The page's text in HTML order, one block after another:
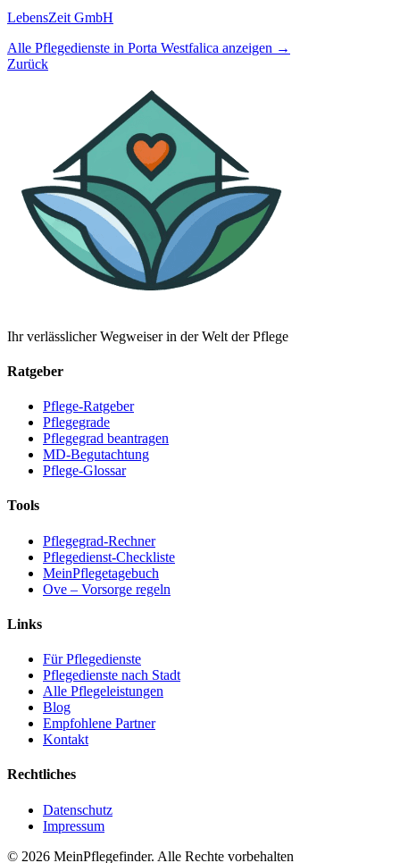
LebensZeit GmbH
Alle Pflegedienste in Porta Westfalica anzeigen →
Zurück
Ihr verlässlicher Wegweiser in der Welt der Pflege
Ratgeber
Pflege-Ratgeber
Pflegegrade
Pflegegrad beantragen
MD-Begutachtung
Pflege-Glossar
Tools
Pflegegrad-Rechner
Pflegedienst-Checkliste
MeinPflegetagebuch
Ove – Vorsorge regeln
Links
Für Pflegedienste
Pflegedienste nach Stadt
Alle Pflegeleistungen
Blog
Empfohlene Partner
Kontakt
Rechtliches
Datenschutz
Impressum
© 2026 MeinPflegefinder. Alle Rechte vorbehalten